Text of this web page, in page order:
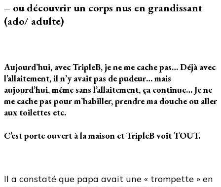
– ou découvrir un corps nus en grandissant
(ado/ adulte)
Aujourd’hui, avec TripleB, je ne me cache pas… Déjà avec
l’allaitement, il n’y avait pas de pudeur… mais
aujourd’hui, même sans l’allaitement, ça continue… Je ne
me cache pas pour m’habiller, prendre ma douche ou aller
aux toilettes etc.
C’est porte ouvert à la maison et TripleB voit TOUT.
Il a constaté que papa avait une « trompette » en